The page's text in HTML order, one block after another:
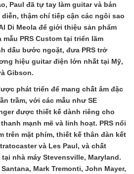
Paul đã tự tay làm guitar và bán
thậm chí tiếp cận các ngôi sao
Di Meola để giới thiệu sản phẩm
PRS Custom tại triển lãm
dấu bước ngoặt, đưa PRS trở
hiệu guitar điện lớn nhất tại Mỹ,
Gibson.
phát triển để mang chất âm đặc
trầm, với các mẫu như SE
được thiết kế dành riêng cho
mạnh mẽ và linh hoạt. PRS nổi
trên mặt phím, thiết kế thân đàn kết
và Les Paul, và chất
nhà máy Stevensville, Maryland.
Mark Tremonti, John Mayer,